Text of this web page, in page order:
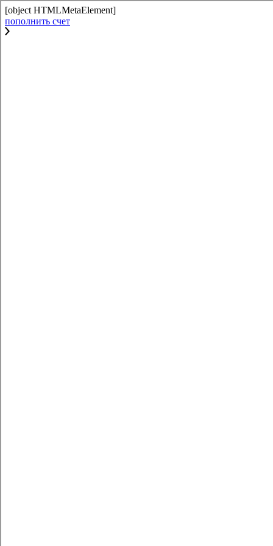
[object HTMLMetaElement]
пополнить счет